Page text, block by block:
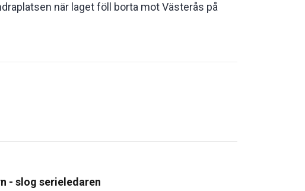
när laget föll borta mot Västerås på
- slog serieledaren